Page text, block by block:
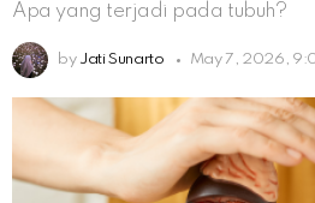
Apa yang terjadi pada tubuh?
by Jati Sunarto May 7, 2026,